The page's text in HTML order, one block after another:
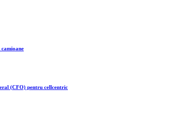
(CFO) pentru cellcentric